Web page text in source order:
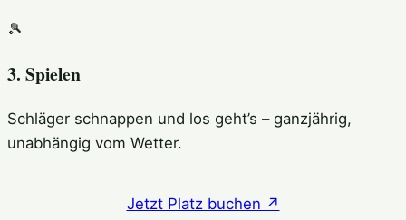
🎾
3. Spielen
Schläger schnappen und los geht’s – ganzjährig,
unabhängig vom Wetter.
Jetzt Platz buchen ↗